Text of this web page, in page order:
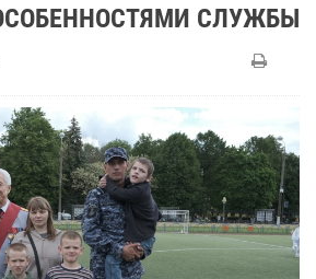
СЛУЖБЫ